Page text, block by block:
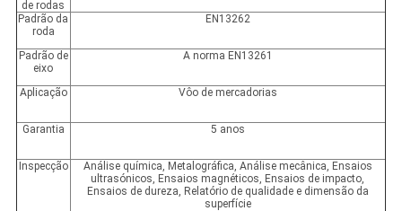
de rodas
Padrão da
roda
EN13262
Padrão de
eixo
A norma EN13261
Aplicação Vôo de mercadorias
Garantia 5 anos
Inspecção
Análise química, Metalográfica, Análise mecânica, Ensaios
ultrasónicos, Ensaios magnéticos, Ensaios de impacto,
Ensaios de dureza, Relatório de qualidade e dimensão da
superfície